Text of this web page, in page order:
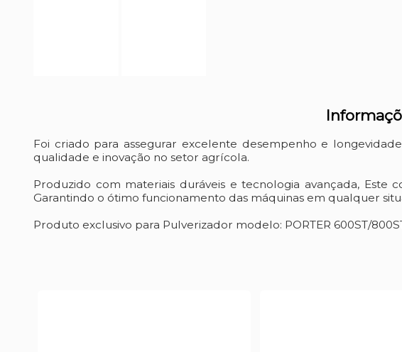
Foi criado para assegurar excelente desempenho e
qualidade e inovação no setor agrícola.
Produzido com materiais duráveis e tecnologia avançada,
Garantindo o ótimo funcionamento das máquinas em qualquer
Produto exclusivo para Pulverizador modelo: PORTER 600ST/